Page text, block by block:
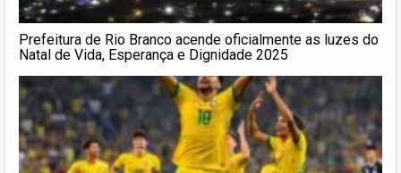
Prefeitura de Rio Branco acende oficialmente as luzes do
Natal de Vida, Esperança e Dignidade 2025